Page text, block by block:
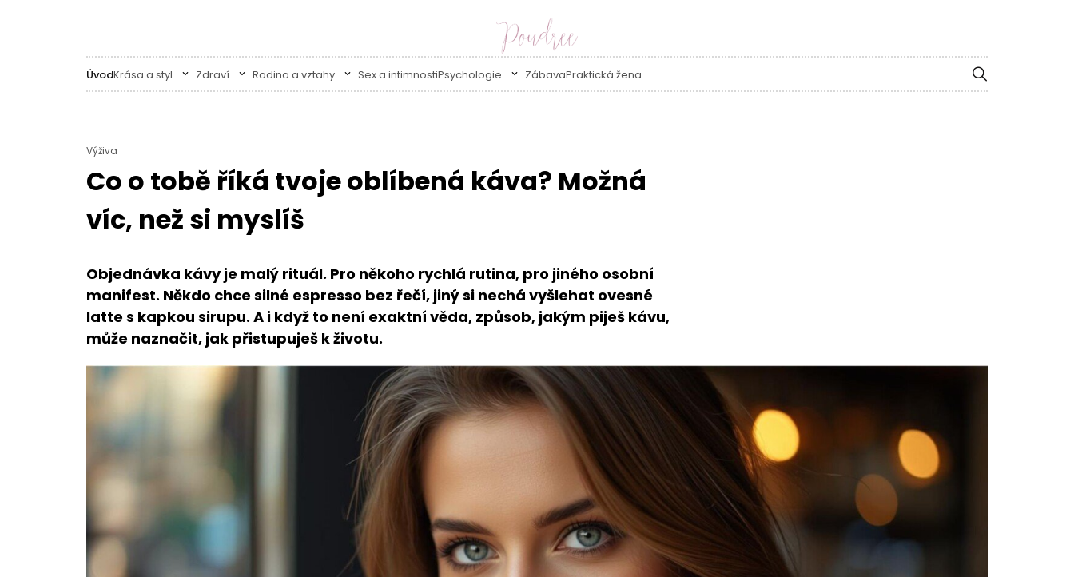
ÚvodKrása a styl Zdraví Rodina a vztahy Sex a intimnostiPsychologie ZábavaPraktická žena
Výživa
Co o tobě říká tvoje oblíbená káva? Možná
víc, než si myslíš
Objednávka kávy je malý rituál. Pro někoho rychlá rutina, pro jiného osobní
manifest. Někdo chce silné espresso bez řečí, jiný si nechá vyšlehat ovesné
latte s kapkou sirupu. A i když to není exaktní věda, způsob, jakým piješ kávu,
může naznačit, jak přistupuješ k životu.